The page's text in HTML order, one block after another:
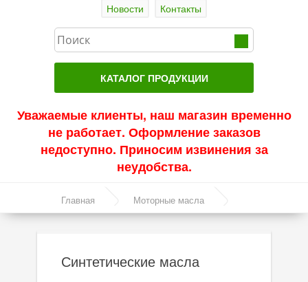
Новости
Контакты
КАТАЛОГ ПРОДУКЦИИ
Актуальные продукты
Акции
Синтетические масла
Минеральные масла
Уважаемые клиенты, наш магазин временно
не работает. Оформление заказов
недоступно. Приносим извинения за
неудобства.
Главная Моторные масла
Синтетические масла